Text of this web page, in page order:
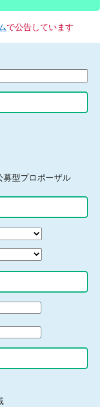
で公告しています
募型プロポーザル